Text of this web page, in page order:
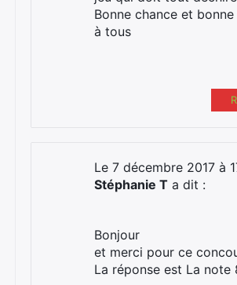
Bonne chance et
à tous
Le 7 décembre 2017 à
Stéphanie T a dit :
Bonjour
et merci pour ce
La réponse est La note